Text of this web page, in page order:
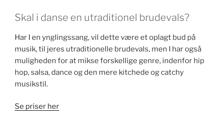
Skal i danse en utraditionel brudevals?
Har I en ynglingssang, vil dette være et oplagt bud på
musik, til jeres utraditionelle brudevals, men I har også
muligheden for at mikse forskellige genre, indenfor hip
hop, salsa, dance og den mere kitchede og catchy
musikstil.
Se priser her